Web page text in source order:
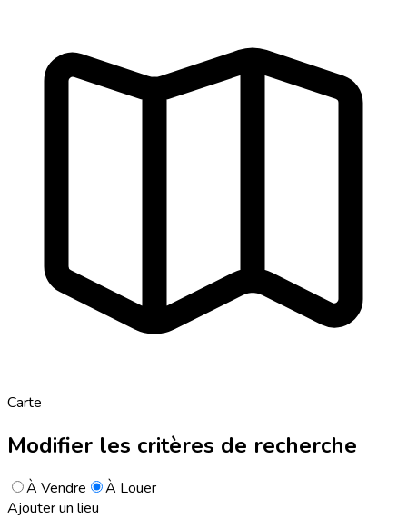
Carte
Modifier les critères de recherche
À Vendre
À Louer
Ajouter un lieu